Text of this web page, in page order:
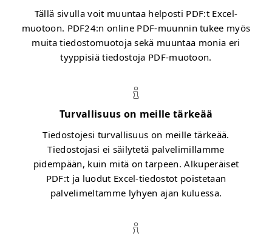
Tällä sivulla voit muuntaa helposti PDF:t Excel-
muotoon. PDF24:n online PDF-muunnin tukee myös
muita tiedostomuotoja sekä muuntaa monia eri
tyyppisiä tiedostoja PDF-muotoon.
Turvallisuus on meille tärkeää
Tiedostojesi turvallisuus on meille tärkeää.
Tiedostojasi ei säilytetä palvelimillamme
pidempään, kuin mitä on tarpeen. Alkuperäiset
PDF:t ja luodut Excel-tiedostot poistetaan
palvelimeltamme lyhyen ajan kuluessa.